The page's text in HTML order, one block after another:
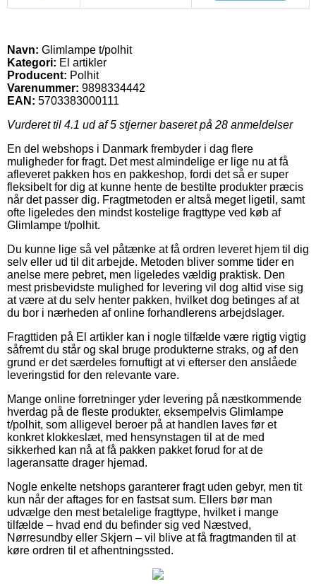
Navn: Glimlampe t/polhit
Kategori: El artikler
Producent: Polhit
Varenummer: 9898334442
EAN: 5703383000111
Vurderet til 4.1 ud af 5 stjerner baseret på 28 anmeldelser
En del webshops i Danmark frembyder i dag flere
muligheder for fragt. Det mest almindelige er lige nu at få
afleveret pakken hos en pakkeshop, fordi det så er super
fleksibelt for dig at kunne hente de bestilte produkter præcis
når det passer dig. Fragtmetoden er altså meget ligetil, samt
ofte ligeledes den mindst kostelige fragttype ved køb af
Glimlampe t/polhit.
Du kunne lige så vel påtænke at få ordren leveret hjem til dig
selv eller ud til dit arbejde. Metoden bliver somme tider en
anelse mere pebret, men ligeledes vældig praktisk. Den
mest prisbevidste mulighed for levering vil dog altid vise sig
at være at du selv henter pakken, hvilket dog betinges af at
du bor i nærheden af online forhandlerens arbejdslager.
Fragttiden på El artikler kan i nogle tilfælde være rigtig vigtig
såfremt du står og skal bruge produkterne straks, og af den
grund er det særdeles fornuftigt at vi efterser den anslåede
leveringstid for den relevante vare.
Mange online forretninger yder levering på næstkommende
hverdag på de fleste produkter, eksempelvis Glimlampe
t/polhit, som alligevel beroer på at handlen laves før et
konkret klokkeslæt, med hensynstagen til at de med
sikkerhed kan nå at få pakken pakket forud for at de
lageransatte drager hjemad.
Nogle enkelte netshops garanterer fragt uden gebyr, men tit
kun når der aftages for en fastsat sum. Ellers bør man
udvælge den mest betalelige fragttype, hvilket i mange
tilfælde – hvad end du befinder sig ved Næstved,
Nørresundby eller Skjern – vil blive at få fragtmanden til at
køre ordren til et afhentningssted.